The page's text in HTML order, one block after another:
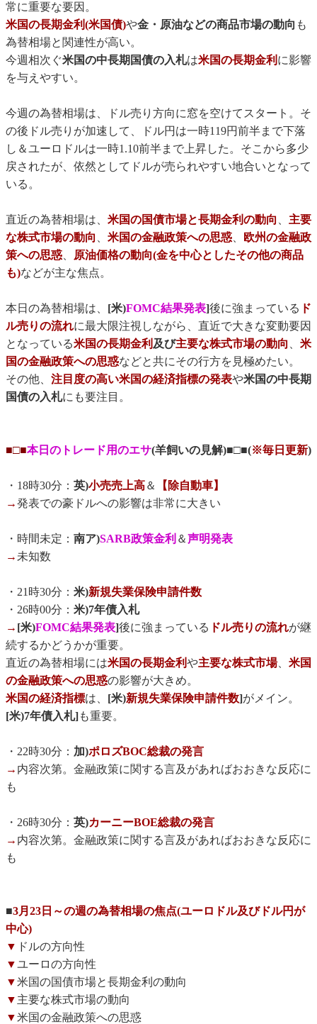
常に重要な要因。
米国の長期金利(米国債)や金・原油などの商品市場の動向 も
為替相場と関連性が高い。
今週相次ぐ米国の中長期国債の入札は米国の長期金利 に影響
を与えやすい。
今週の為替相場は、ドル売り方向に窓を空けてスタート。そ
の後ドル売りが加速して、ドル円は一時119円前半まで下落
し＆ユーロドルは一時1.10前半まで上昇した。そこから多少
戻されたが、依然としてドルが売られやすい地合いとなって
いる。
直近の為替相場は、 米国の国債市場と長期金利の動向 、 主要
な株式市場の動向 、 米国の金融政策への思惑、
欧州の金融政
策への思惑、 原油価格の動向(金を中心としたその他の商品
も)などが主な焦点。
本日の為替相場は、 [米)FOMC結果発表]後に強まっている ド
ル売りの流れに最大限注視しながら、直近で大きな変動要因
となっている米国の長期金利及び主要な株式市場の動向 、 米
国の金融政策への思惑などと共にその行方を見極めたい。
その他、 注目度の高い米国の経済指標の発表や米国の中長期
国債の入札にも要注目。
■□■本日のトレード用のエサ(羊飼いの見解)■□■(※毎日更新)
・18時30分： 英)小売売上高＆
【除自動車】
→発表での豪ドルへの影響は非常に大きい
・時間未定： 南ア)SARB政策金利 ＆声明発表
→未知数
・21時30分： 米)新規失業保険申請件数
・26時00分： 米)7年債入札
→ [米)FOMC結果発表]後に強まっている ドル売りの流れが継
続するかどうかが重要。
直近の為替相場には米国の長期金利や主要な株式市場、 米国
の金融政策への思惑の影響が大きめ。
米国の経済指標は、 [米)新規失業保険申請件数]がメイン。
[米)7年債入札]も重要。
・22時30分： 加)ポロズBOC総裁の発言
→ 内容次第。金融政策に関する言及があればおおきな反応に
も
・26時30分： 英)カーニーBOE総裁の発言
→ 内容次第。金融政策に関する言及があればおおきな反応に
も
■3月23日～の週の為替相場の焦点(ユーロドル及びドル円が
中心)
▼ ドルの方向性
▼ユーロの方向性
▼米国の国債市場と長期金利の動向
▼ 主要な株式市場の動向
▼米国の金融政策への思惑